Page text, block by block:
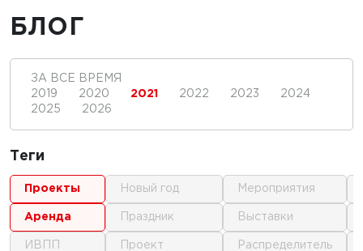
БЛОГ
ЗА ВСЕ ВРЕМЯ
2019
2020 2021 2022 2023
2024
2025
2026
Теги
проекты
аренда
ИВПП
новый год
праздник
проект
мероприятия
выставки
распределитель